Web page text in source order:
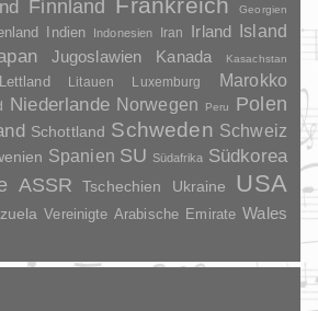
Finnland Frankreich
Georgien
Indien Indonesien Iran Irland
Island
Jugoslawien Kanada Kasachstan
Lettland Litauen Luxemburg Marokko
Niederlande Norwegen Peru
Polen
Schottland Schweden Schweiz
Spanien SU Südafrika Südkorea
ASSR Tschechien Ukraine USA
Vereinigte Arabische Emirate Wales